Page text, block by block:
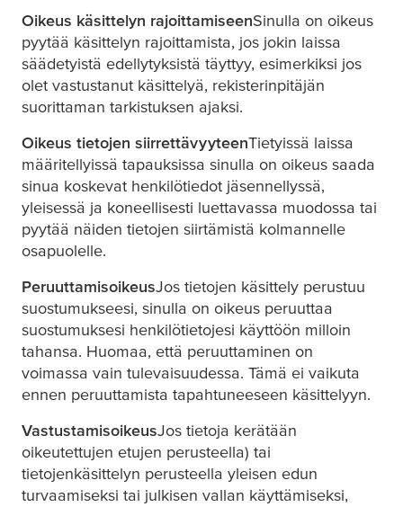
Oikeus käsittelyn rajoittamiseenSinulla on oikeus
pyytää käsittelyn rajoittamista, jos jokin laissa
säädetyistä edellytyksistä täyttyy, esimerkiksi jos
olet vastustanut käsittelyä, rekisterinpitäjän
suorittaman tarkistuksen ajaksi.
Oikeus tietojen siirrettävyyteenTietyissä laissa
määritellyissä tapauksissa sinulla on oikeus saada
sinua koskevat henkilötiedot jäsennellyssä,
yleisessä ja koneellisesti luettavassa muodossa tai
pyytää näiden tietojen siirtämistä kolmannelle
osapuolelle.
PeruuttamisoikeusJos tietojen käsittely perustuu
suostumukseesi, sinulla on oikeus peruuttaa
suostumuksesi henkilötietojesi käyttöön milloin
tahansa. Huomaa, että peruuttaminen on
voimassa vain tulevaisuudessa. Tämä ei vaikuta
ennen peruuttamista tapahtuneeseen käsittelyyn.
VastustamisoikeusJos tietoja kerätään
oikeutettujen etujen perusteella) tai
tietojenkäsittelyn perusteella yleisen edun
turvaamiseksi tai julkisen vallan käyttämiseksi,